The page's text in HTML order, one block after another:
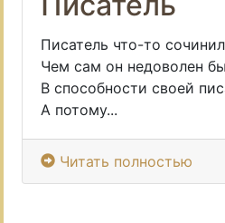
Писатель что-то
Чем сам он недоволен
В способности своей
А потому...
Читать полностью